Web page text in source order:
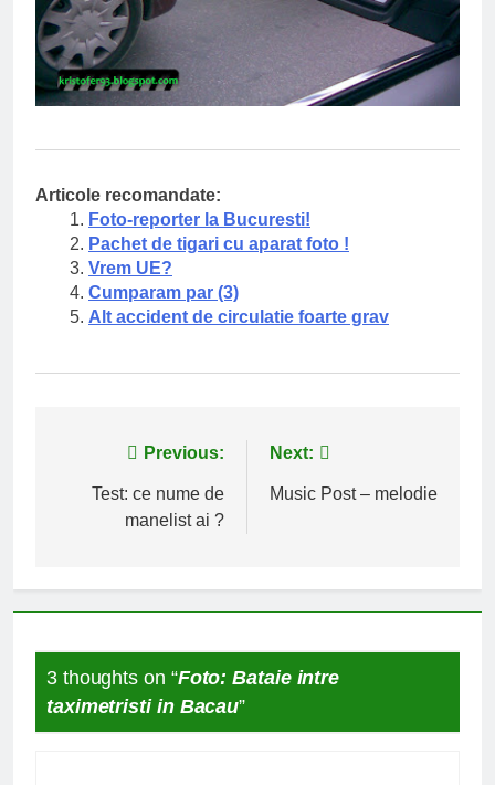
Articole recomandate:
Foto-reporter la Bucuresti!
Pachet de tigari cu aparat foto !
Vrem UE?
Cumparam par (3)
Alt accident de circulatie foarte grav
NavigarePrevious:
Test: ce nume de
manelist ai ?
Next:
Music Post – melodie
3 thoughts on “Foto: Bataie intre
taximetristi in Bacau”